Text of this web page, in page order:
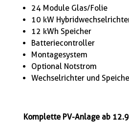
24 Module Glas/Folie
10 kW
12 kWh Speicher
Batteriecontroller
Montagesystem
Optional Notstrom
Wechselrichter und
Komplette PV-Anlage ab